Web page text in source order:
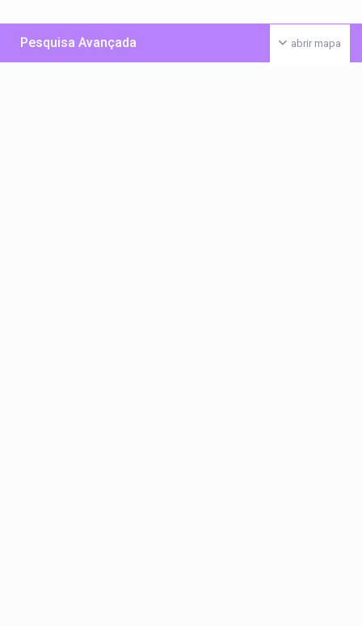
abrir mapa
Pesquisa Avançada